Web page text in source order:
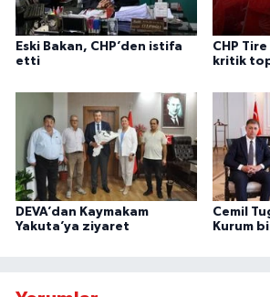
Eski Bakan, CHP’den istifa
etti
CHP Tire
kritik
DEVA’dan Kaymakam
Yakuta’ya ziyaret
Cemil
Kurum